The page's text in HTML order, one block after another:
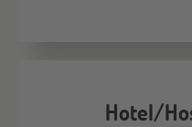
Hotel/